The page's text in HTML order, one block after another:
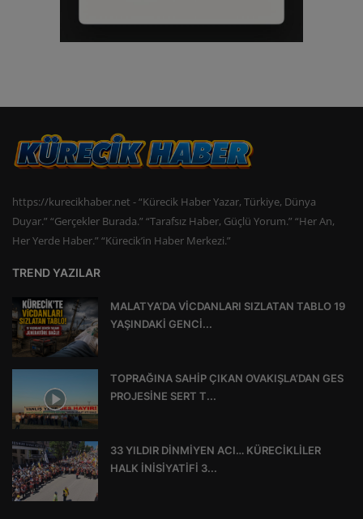
https://kurecikhaber.net - “Kürecik Haber Yazar, Türkiye, Dünya
Duyar.” “Gerçekler Burada.” “Tarafsız Haber, Güçlü Yorum.” “Her An,
Her Yerde Haber.” “Kürecik’in Haber Merkezi.”
TREND YAZILAR
MALATYA’DA VİCDANLARI SIZLATAN TABLO 19
YAŞINDAKİ GENCİ...
TOPRAĞINA SAHİP ÇIKAN OVAKIŞLA’DAN GES
PROJESİNE SERT T...
33 YILDIR DİNMİYEN ACI… KÜRECİKLİLER
HALK İNİSİYATİFİ 3...